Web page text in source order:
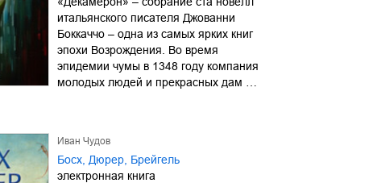
итальянского писателя Джованни
Боккаччо – одна из самых ярких книг
эпохи Возрождения. Во время
эпидемии чумы в 1348 году компания
молодых людей и прекрасных дам …
Иван Чудов
Босх, Дюрер, Брейгель
электронная книга